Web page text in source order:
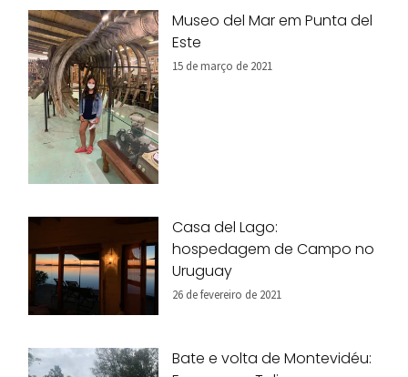
Museo del Mar em Punta del
Este
15 de março de 2021
Casa del Lago:
hospedagem de Campo no
Uruguay
26 de fevereiro de 2021
Bate e volta de Montevidéu: